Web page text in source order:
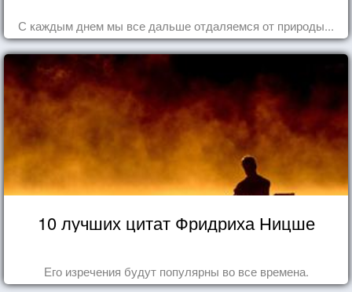
С каждым днем мы все дальше отдаляемся от природы...
10 лучших цитат Фридриха Ницше
Его изречения будут популярны во все времена.